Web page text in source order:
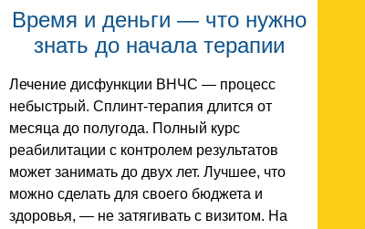
Время и деньги — что нужно
знать до начала терапии
Лечение дисфункции ВНЧС — процесс
небыстрый. Сплинт-терапия длится от
месяца до полугода. Полный курс
реабилитации с контролем результатов
может занимать до двух лет. Лучшее, что
можно сделать для своего бюджета и
здоровья, — не затягивать с визитом. На